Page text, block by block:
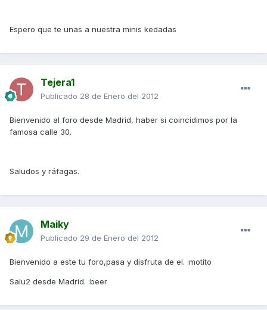
Espero que te unas a nuestra minis kedadas
Tejera1
Publicado 28 de Enero del 2012
Bienvenido al foro desde Madrid, haber si coincidimos por la
famosa calle 30.
Saludos y ráfagas.
Maiky
Publicado 29 de Enero del 2012
Bienvenido a este tu foro,pasa y disfruta de el. :motito
Salu2 desde Madrid. :beer